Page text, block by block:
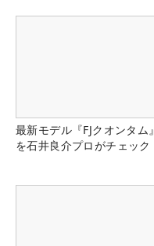
最新モデル『FJクオンタム』
を石井良介プロがチェック